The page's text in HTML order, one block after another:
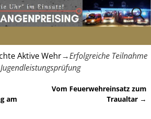
Aktive Wehr→Erfolgreiche Teilnahme
am
Vom Feuerwehreinsatz zum
Traualtar →